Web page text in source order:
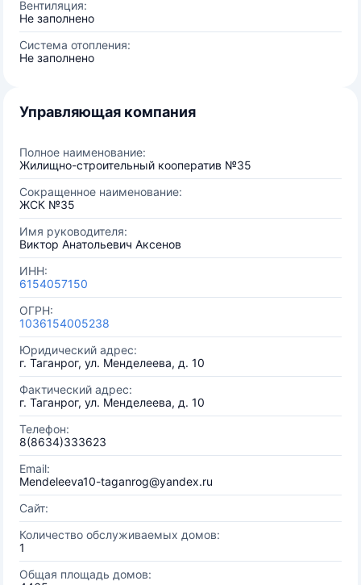
Вентиляция:
Не заполнено
Система отопления:
Не заполнено
Управляющая компания
Полное наименование:
Жилищно-строительный кооператив №35
Сокращенное наименование:
ЖСК №35
Имя руководителя:
Виктор Анатольевич Аксенов
ИНН:
6154057150
ОГРН:
1036154005238
Юридический адрес:
г. Таганрог, ул. Менделеева, д. 10
Фактический адрес:
г. Таганрог, ул. Менделеева, д. 10
Телефон:
8(8634)333623
Email:
Mendeleeva10-taganrog@yandex.ru
Сайт:
Количество обслуживаемых домов:
1
Общая площадь домов: